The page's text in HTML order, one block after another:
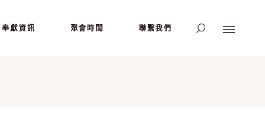
奉獻資訊 聚會時間 聯繫我們